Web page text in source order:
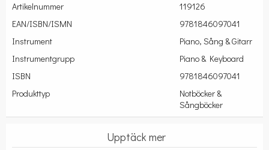
Artikelnummer
119126
EAN/ISBN/ISMN
9781846097041
Instrument
Piano, Sång & Gitarr
Instrumentgrupp
Piano & Keyboard
ISBN
9781846097041
Produkttyp
Notböcker &
Sångböcker
Upptäck mer